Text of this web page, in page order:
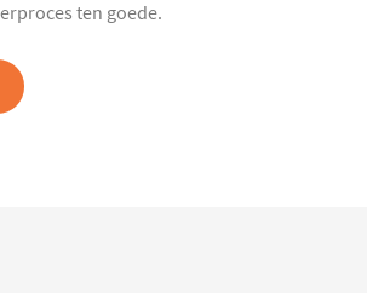
ten goede.